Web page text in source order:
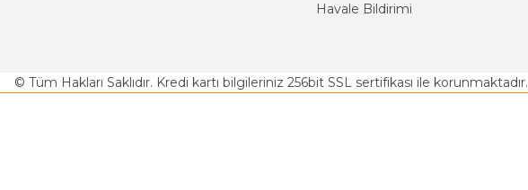
Havale Bildirimi
© Tüm Hakları Saklıdır. Kredi kartı bilgileriniz 256bit SSL sertifikası ile korunmaktadır.